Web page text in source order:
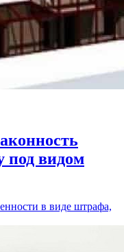
под видом
в виде штрафа,